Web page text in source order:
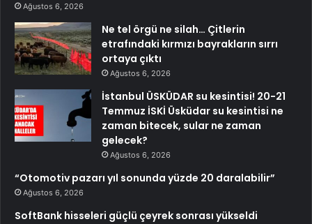
Ağustos 6, 2026
Ne tel örgü ne silah… Çitlerin
etrafındaki kırmızı bayrakların sırrı
ortaya çıktı
Ağustos 6, 2026
İstanbul ÜSKÜDAR su kesintisi! 20-21
Temmuz İSKİ Üsküdar su kesintisi ne
zaman bitecek, sular ne zaman
gelecek?
Ağustos 6, 2026
“Otomotiv pazarı yıl sonunda yüzde 20 daralabilir”
Ağustos 6, 2026
SoftBank hisseleri güçlü çeyrek sonrası yükseldi